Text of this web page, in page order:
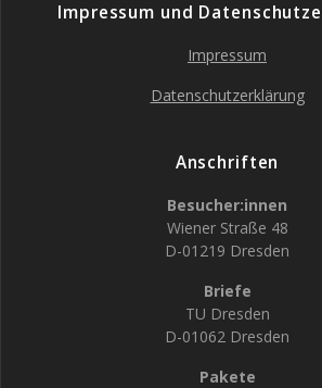
Impressum und
Impressum
Datenschutzerklärung
Anschriften
Besucher:innen
Wiener Straße 48
D-01219 Dresden
Briefe
TU Dresden
D-01062 Dresden
Pakete